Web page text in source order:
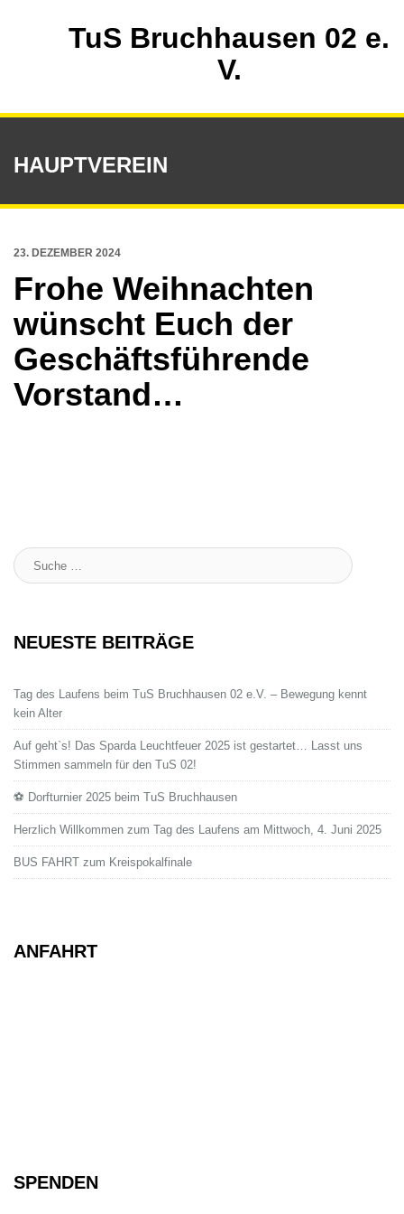
TuS Bruchhausen 02 e.
V.
HAUPTVEREIN
23. DEZEMBER 2024
Frohe Weihnachten
wünscht Euch der
Geschäftsführende
Vorstand…
Suche
:
NEUESTE BEITRÄGE
Tag des Laufens beim TuS Bruchhausen 02 e.V. – Bewegung kennt
kein Alter
Auf geht`s! Das Sparda Leuchtfeuer 2025 ist gestartet… Lasst uns
Stimmen sammeln für den TuS 02!
⚽ Dorfturnier 2025 beim TuS Bruchhausen
Herzlich Willkommen zum Tag des Laufens am Mittwoch, 4. Juni 2025
BUS FAHRT zum Kreispokalfinale
ANFAHRT
SPENDEN